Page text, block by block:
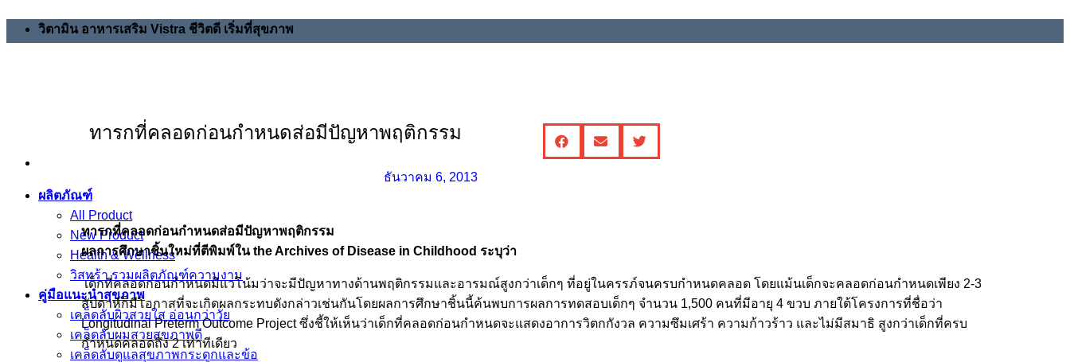
วิตามิน อาหารเสริม Vistra ชีวิตดี เริ่มที่สุขภาพ
ผลิตภัณฑ์
All Product
New Product
Health & Wellness
วิสทร้า รวมผลิตภัณฑ์ความงาม
คู่มือแนะนำสุขภาพ
เคล็ดลับผิวสวยใส อ่อนกว่าวัย
เคล็ดลับผมสวยสุขภาพดี
เคล็ดลับดูแลสุขภาพกระดูกและข้อ
ทารกที่คลอดก่อนกำหนดส่อมีปัญหาพฤติกรรม
ธันวาคม 6, 2013
ทารกที่คลอดก่อนกำหนดส่อมีปัญหาพฤติกรรม
ผลการศึกษาชิ้นใหม่ที่ตีพิมพ์ใน the Archives of Disease in Childhood ระบุว่า
เด็กที่คลอดก่อนกำหนดมีแวโน้มว่าจะมีปัญหาทางด้านพฤติกรรมและอารมณ์สูงกว่าเด็กๆ ที่อยู่ในครรภ์จนครบกำหนดคลอด โดยแม้นเด็กจะคลอดก่อนกำหนดเพียง 2-3
สัปดาห์ก็มีโอกาสที่จะเกิดผลกระทบดังกล่าวเช่นกันโดยผลการศึกษาชิ้นนี้ค้นพบการผลการทดสอบเด็กๆ จำนวน 1,500 คนที่มีอายุ 4 ขวบ ภายใต้โครงการที่ชื่อว่า
Longitudinal Preterm Outcome Project ซึ่งชี้ให้เห็นว่าเด็กที่คลอดก่อนกำหนดจะแสดงอาการวิตกกังวล ความซึมเศร้า ความก้าวร้าว และไม่มีสมาธิ สูงกว่าเด็กที่ครบ
กำหนดคลอดถึง 2 เท่าทีเดียว